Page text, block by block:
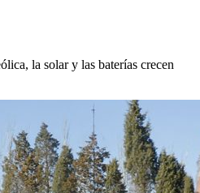
la solar y las baterías crecen